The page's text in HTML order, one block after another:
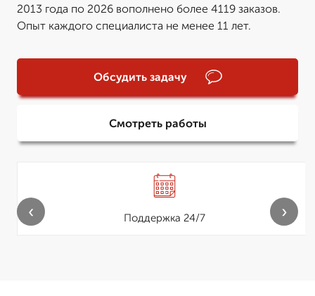
2013 года по 2026 вополнено более 4119 заказов.
Опыт каждого специалиста не менее 11 лет.
Обсудить задачу
Смотреть работы
Поддержка 24/7
‹ ›